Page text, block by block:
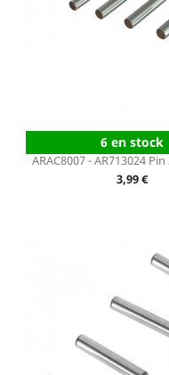
6 en stock
ARAC8007 - AR713024
Prix
3,99 €